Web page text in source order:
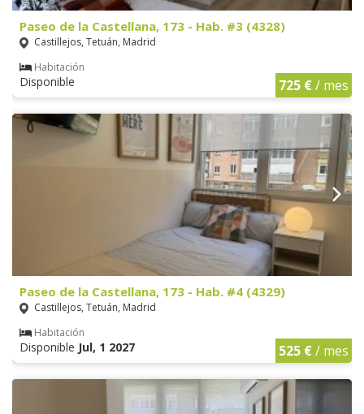
Paseo de la Castellana, 173 - Hab. #3 (4328)
Castillejos, Tetuán, Madrid
Habitación
Disponible 725 €/ mes
Paseo de la Castellana, 173 - Hab. #4 (4329)
Castillejos, Tetuán, Madrid
Habitación
Disponible Jul, 1 2027 525 €/ mes